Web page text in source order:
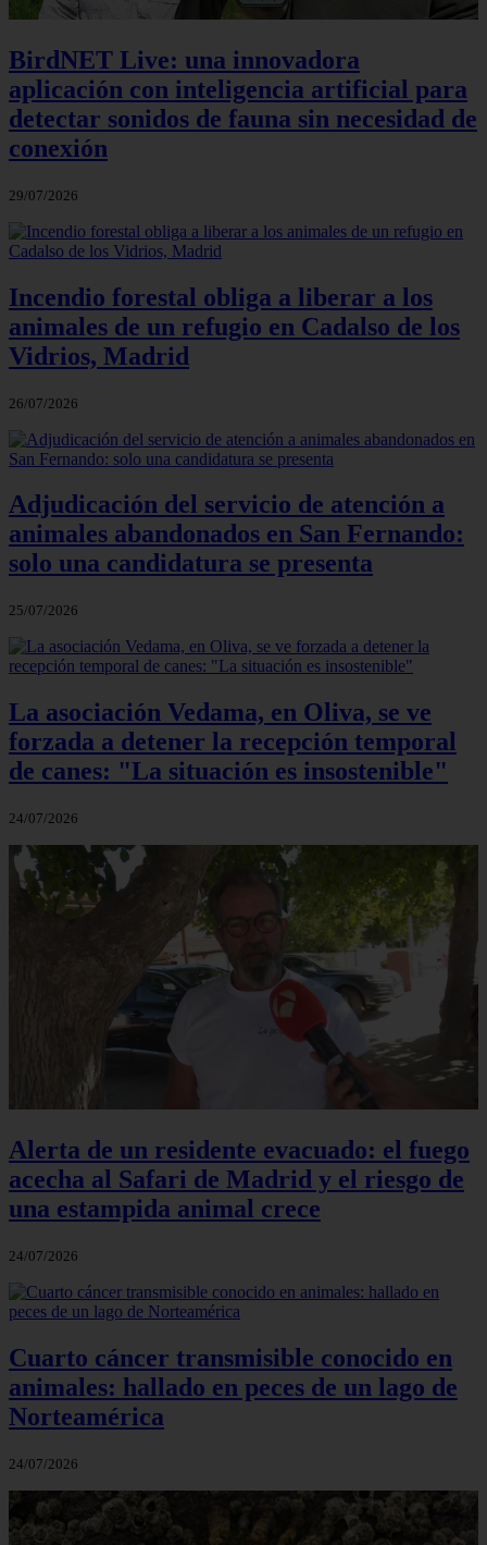
BirdNET Live: una innovadora
aplicación con inteligencia artificial para
detectar sonidos de fauna sin necesidad de
conexión
29/07/2026
Incendio forestal obliga a liberar a los
animales de un refugio en Cadalso de los
Vidrios, Madrid
26/07/2026
Adjudicación del servicio de atención a
animales abandonados en San Fernando:
solo una candidatura se presenta
25/07/2026
La asociación Vedama, en Oliva, se ve
forzada a detener la recepción temporal
de canes: "La situación es insostenible"
24/07/2026
Alerta de un residente evacuado: el fuego
acecha al Safari de Madrid y el riesgo de
una estampida animal crece
24/07/2026
Cuarto cáncer transmisible conocido en
animales: hallado en peces de un lago de
Norteamérica
24/07/2026